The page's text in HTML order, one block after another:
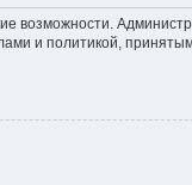
возможности.
и политикой,